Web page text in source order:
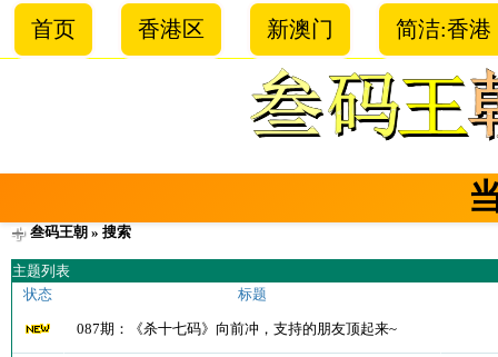
首页 香港区 新澳门 简洁:香港
叁码王朝 » 搜索
主题列表
状态
标题
087期：《杀十七码》向前冲，支持的朋友顶起来~